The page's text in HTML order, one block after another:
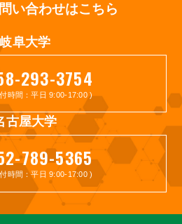
い合わせはこちら
岐阜大学
293-3754
時間：平日 9:00-17:00 )
古屋大学
789-5365
時間：平日 9:00-17:00 )